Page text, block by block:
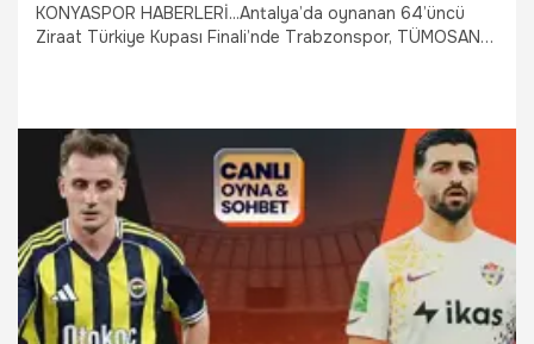
KONYASPOR HABERLERİ...Antalya’da oynanan 64’üncü
Ziraat Türkiye Kupası Finali’nde Trabzonspor, TÜMOSAN
22.05.2026 Konya